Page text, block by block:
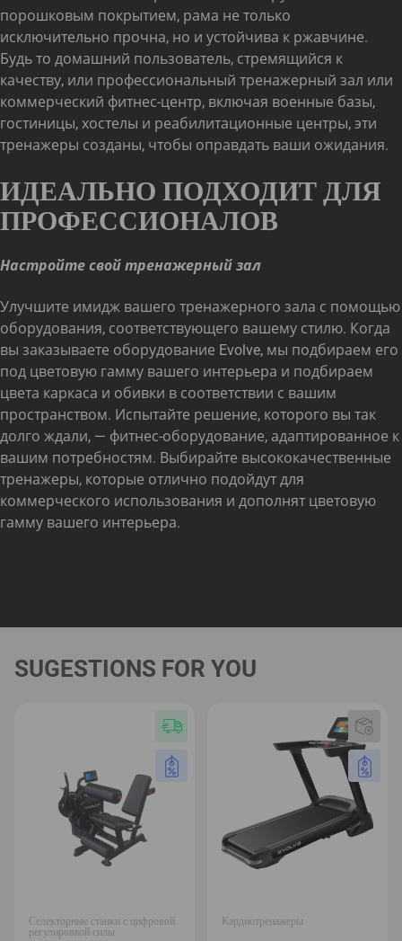
порошковым покрытием, рама не только
исключительно прочна, но и устойчива к ржавчине.
Будь то домашний пользователь, стремящийся к
качеству, или профессиональный тренажерный зал или
коммерческий фитнес-центр, включая военные базы,
гостиницы, хостелы и реабилитационные центры, эти
тренажеры созданы, чтобы оправдать ваши ожидания.
ИДЕАЛЬНО ПОДХОДИТ ДЛЯ
ПРОФЕССИОНАЛОВ
Настройте свой тренажерный зал
Улучшите имидж вашего тренажерного зала с помощью
оборудования, соответствующего вашему стилю. Когда
вы заказываете оборудование Evolve, мы подбираем его
под цветовую гамму вашего интерьера и подбираем
цвета каркаса и обивки в соответствии с вашим
пространством. Испытайте решение, которого вы так
долго ждали, — фитнес-оборудование, адаптированное к
вашим потребностям. Выбирайте высококачественные
тренажеры, которые отлично подойдут для
коммерческого использования и дополнят цветовую
гамму вашего интерьера.
SUGESTIONS FOR YOU
Селекторные станки с цифровой
регулировкой силы
Кардиотренажеры